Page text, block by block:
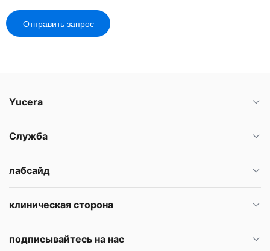
Отправить запрос
Yucera
Служба
лабсайд
клиническая сторона
подписывайтесь на нас